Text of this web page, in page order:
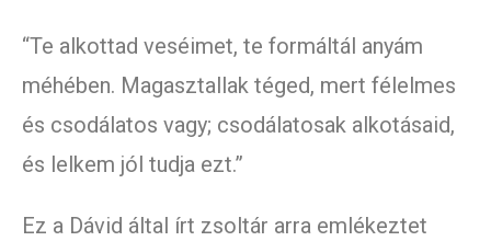
“Te alkottad veséimet, te formáltál anyám
méhében. Magasztallak téged, mert félelmes
és csodálatos vagy; csodálatosak alkotásaid,
és lelkem jól tudja ezt.”
Ez a Dávid által írt zsoltár arra emlékeztet